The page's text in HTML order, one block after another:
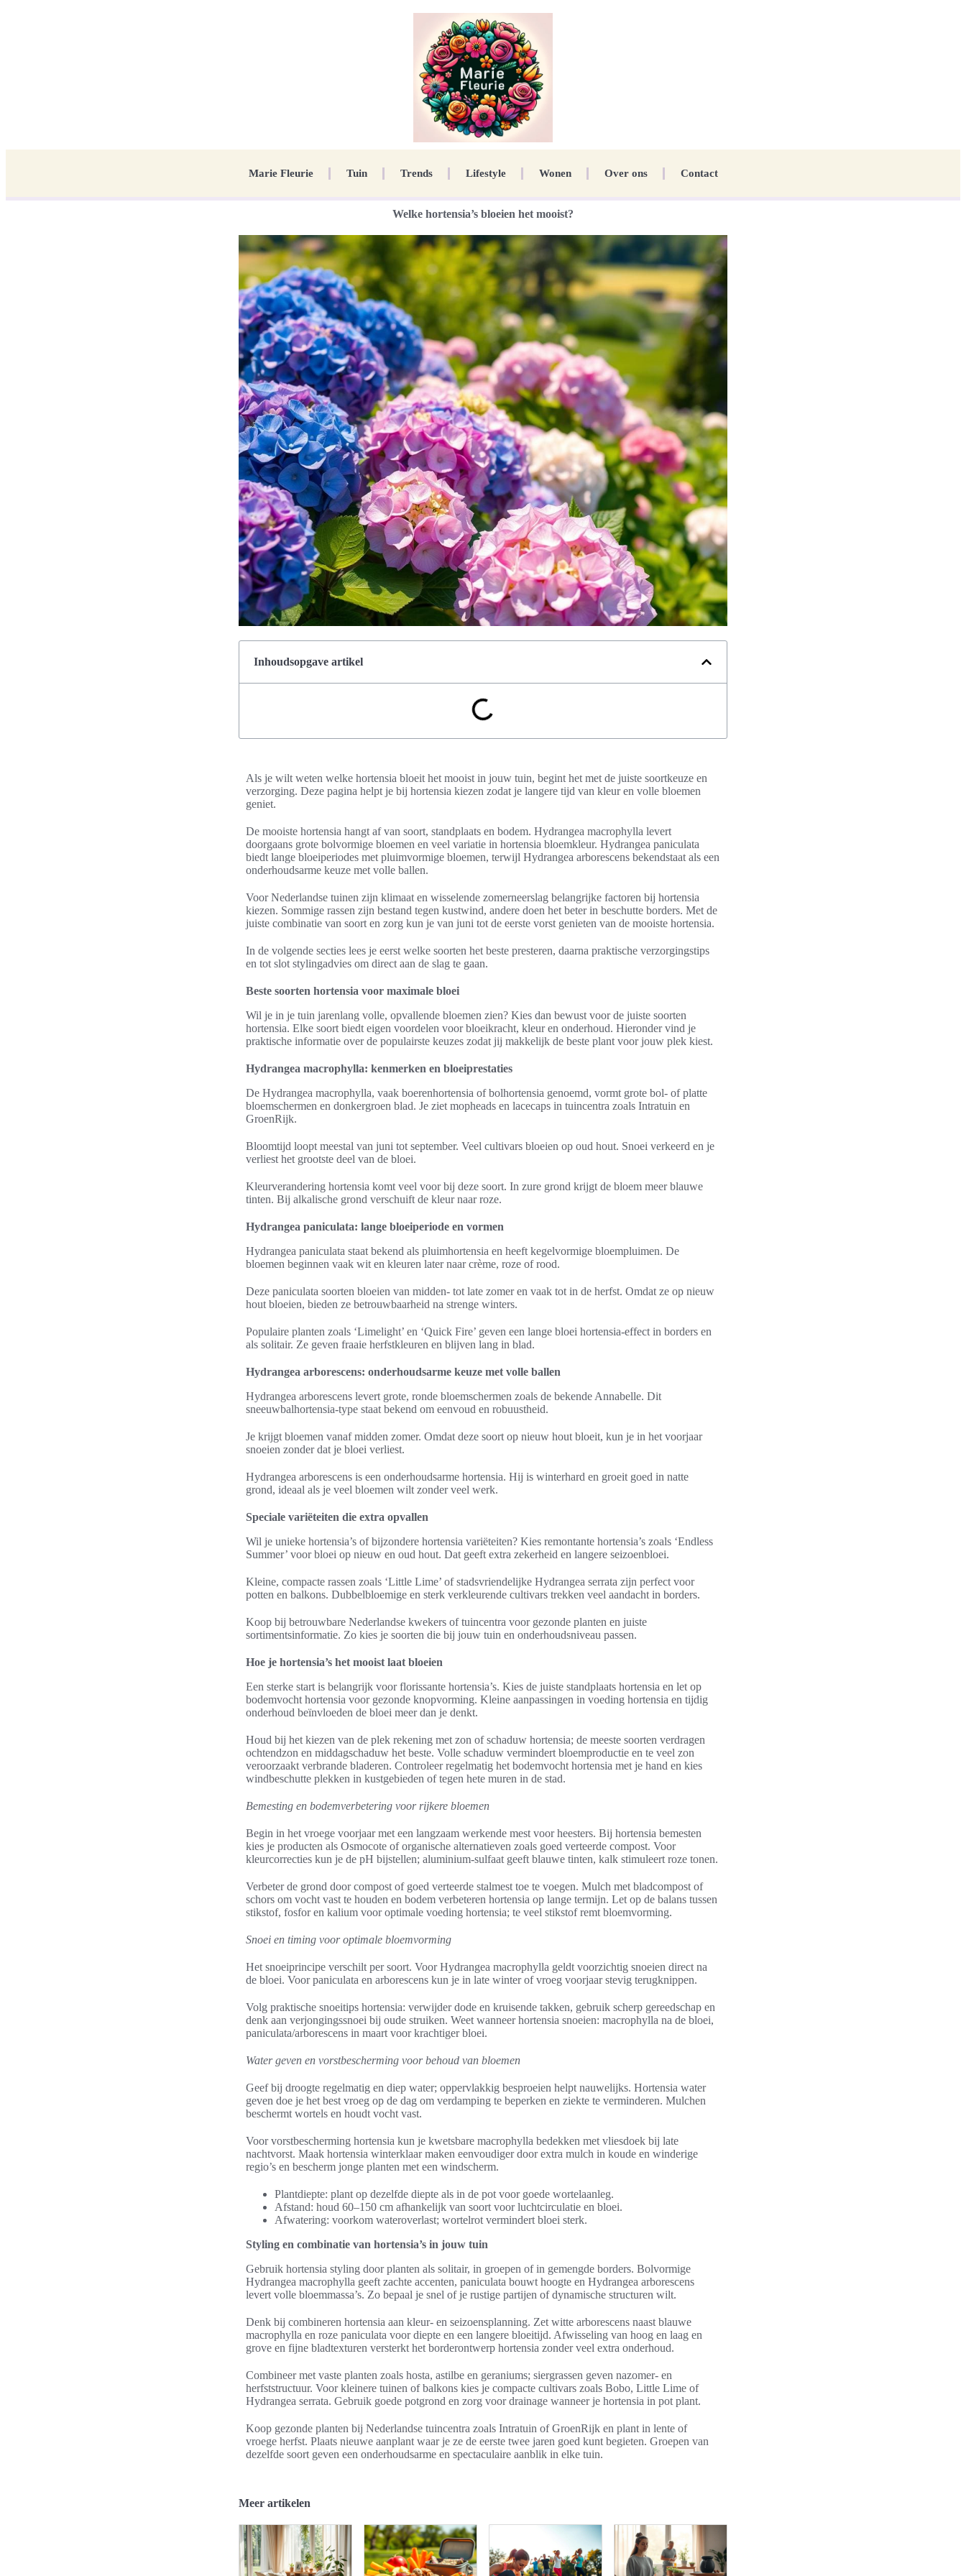
Marie Fleurie Tuin Trends Lifestyle Wonen Over ons Contact
Welke hortensia’s bloeien het mooist?
Inhoudsopgave artikel
Als je wilt weten welke hortensia bloeit het mooist in jouw tuin, begint het met de juiste soortkeuze en
verzorging. Deze pagina helpt je bij hortensia kiezen zodat je langere tijd van kleur en volle bloemen
geniet.
De mooiste hortensia hangt af van soort, standplaats en bodem. Hydrangea macrophylla levert
doorgaans grote bolvormige bloemen en veel variatie in hortensia bloemkleur. Hydrangea paniculata
biedt lange bloeiperiodes met pluimvormige bloemen, terwijl Hydrangea arborescens bekendstaat als een
onderhoudsarme keuze met volle ballen.
Voor Nederlandse tuinen zijn klimaat en wisselende zomerneerslag belangrijke factoren bij hortensia
kiezen. Sommige rassen zijn bestand tegen kustwind, andere doen het beter in beschutte borders. Met de
juiste combinatie van soort en zorg kun je van juni tot de eerste vorst genieten van de mooiste hortensia.
In de volgende secties lees je eerst welke soorten het beste presteren, daarna praktische verzorgingstips
en tot slot stylingadvies om direct aan de slag te gaan.
Beste soorten hortensia voor maximale bloei
Wil je in je tuin jarenlang volle, opvallende bloemen zien? Kies dan bewust voor de juiste soorten
hortensia. Elke soort biedt eigen voordelen voor bloeikracht, kleur en onderhoud. Hieronder vind je
praktische informatie over de populairste keuzes zodat jij makkelijk de beste plant voor jouw plek kiest.
Hydrangea macrophylla: kenmerken en bloeiprestaties
De Hydrangea macrophylla, vaak boerenhortensia of bolhortensia genoemd, vormt grote bol- of platte
bloemschermen en donkergroen blad. Je ziet mopheads en lacecaps in tuincentra zoals Intratuin en
GroenRijk.
Bloomtijd loopt meestal van juni tot september. Veel cultivars bloeien op oud hout. Snoei verkeerd en je
verliest het grootste deel van de bloei.
Kleurverandering hortensia komt veel voor bij deze soort. In zure grond krijgt de bloem meer blauwe
tinten. Bij alkalische grond verschuift de kleur naar roze.
Hydrangea paniculata: lange bloeiperiode en vormen
Hydrangea paniculata staat bekend als pluimhortensia en heeft kegelvormige bloempluimen. De
bloemen beginnen vaak wit en kleuren later naar crème, roze of rood.
Deze paniculata soorten bloeien van midden- tot late zomer en vaak tot in de herfst. Omdat ze op nieuw
hout bloeien, bieden ze betrouwbaarheid na strenge winters.
Populaire planten zoals ‘Limelight’ en ‘Quick Fire’ geven een lange bloei hortensia-effect in borders en
als solitair. Ze geven fraaie herfstkleuren en blijven lang in blad.
Hydrangea arborescens: onderhoudsarme keuze met volle ballen
Hydrangea arborescens levert grote, ronde bloemschermen zoals de bekende Annabelle. Dit
sneeuwbalhortensia-type staat bekend om eenvoud en robuustheid.
Je krijgt bloemen vanaf midden zomer. Omdat deze soort op nieuw hout bloeit, kun je in het voorjaar
snoeien zonder dat je bloei verliest.
Hydrangea arborescens is een onderhoudsarme hortensia. Hij is winterhard en groeit goed in natte
grond, ideaal als je veel bloemen wilt zonder veel werk.
Speciale variëteiten die extra opvallen
Wil je unieke hortensia’s of bijzondere hortensia variëteiten? Kies remontante hortensia’s zoals ‘Endless
Summer’ voor bloei op nieuw en oud hout. Dat geeft extra zekerheid en langere seizoenbloei.
Kleine, compacte rassen zoals ‘Little Lime’ of stadsvriendelijke Hydrangea serrata zijn perfect voor
potten en balkons. Dubbelbloemige en sterk verkleurende cultivars trekken veel aandacht in borders.
Koop bij betrouwbare Nederlandse kwekers of tuincentra voor gezonde planten en juiste
sortimentsinformatie. Zo kies je soorten die bij jouw tuin en onderhoudsniveau passen.
Hoe je hortensia’s het mooist laat bloeien
Een sterke start is belangrijk voor florissante hortensia’s. Kies de juiste standplaats hortensia en let op
bodemvocht hortensia voor gezonde knopvorming. Kleine aanpassingen in voeding hortensia en tijdig
onderhoud beïnvloeden de bloei meer dan je denkt.
Houd bij het kiezen van de plek rekening met zon of schaduw hortensia; de meeste soorten verdragen
ochtendzon en middagschaduw het beste. Volle schaduw vermindert bloemproductie en te veel zon
veroorzaakt verbrande bladeren. Controleer regelmatig het bodemvocht hortensia met je hand en kies
windbeschutte plekken in kustgebieden of tegen hete muren in de stad.
Bemesting en bodemverbetering voor rijkere bloemen
Begin in het vroege voorjaar met een langzaam werkende mest voor heesters. Bij hortensia bemesten
kies je producten als Osmocote of organische alternatieven zoals goed verteerde compost. Voor
kleurcorrecties kun je de pH bijstellen; aluminium-sulfaat geeft blauwe tinten, kalk stimuleert roze tonen.
Verbeter de grond door compost of goed verteerde stalmest toe te voegen. Mulch met bladcompost of
schors om vocht vast te houden en bodem verbeteren hortensia op lange termijn. Let op de balans tussen
stikstof, fosfor en kalium voor optimale voeding hortensia; te veel stikstof remt bloemvorming.
Snoei en timing voor optimale bloemvorming
Het snoeiprincipe verschilt per soort. Voor Hydrangea macrophylla geldt voorzichtig snoeien direct na
de bloei. Voor paniculata en arborescens kun je in late winter of vroeg voorjaar stevig terugknippen.
Volg praktische snoeitips hortensia: verwijder dode en kruisende takken, gebruik scherp gereedschap en
denk aan verjongingssnoei bij oude struiken. Weet wanneer hortensia snoeien: macrophylla na de bloei,
paniculata/arborescens in maart voor krachtiger bloei.
Water geven en vorstbescherming voor behoud van bloemen
Geef bij droogte regelmatig en diep water; oppervlakkig besproeien helpt nauwelijks. Hortensia water
geven doe je het best vroeg op de dag om verdamping te beperken en ziekte te verminderen. Mulchen
beschermt wortels en houdt vocht vast.
Voor vorstbescherming hortensia kun je kwetsbare macrophylla bedekken met vliesdoek bij late
nachtvorst. Maak hortensia winterklaar maken eenvoudiger door extra mulch in koude en winderige
regio’s en bescherm jonge planten met een windscherm.
Plantdiepte: plant op dezelfde diepte als in de pot voor goede wortelaanleg.
Afstand: houd 60–150 cm afhankelijk van soort voor luchtcirculatie en bloei.
Afwatering: voorkom wateroverlast; wortelrot vermindert bloei sterk.
Styling en combinatie van hortensia’s in jouw tuin
Gebruik hortensia styling door planten als solitair, in groepen of in gemengde borders. Bolvormige
Hydrangea macrophylla geeft zachte accenten, paniculata bouwt hoogte en Hydrangea arborescens
levert volle bloemmassa’s. Zo bepaal je snel of je rustige partijen of dynamische structuren wilt.
Denk bij combineren hortensia aan kleur- en seizoensplanning. Zet witte arborescens naast blauwe
macrophylla en roze paniculata voor diepte en een langere bloeitijd. Afwisseling van hoog en laag en
grove en fijne bladtexturen versterkt het borderontwerp hortensia zonder veel extra onderhoud.
Combineer met vaste planten zoals hosta, astilbe en geraniums; siergrassen geven nazomer- en
herfststructuur. Voor kleinere tuinen of balkons kies je compacte cultivars zoals Bobo, Little Lime of
Hydrangea serrata. Gebruik goede potgrond en zorg voor drainage wanneer je hortensia in pot plant.
Koop gezonde planten bij Nederlandse tuincentra zoals Intratuin of GroenRijk en plant in lente of
vroege herfst. Plaats nieuwe aanplant waar je ze de eerste twee jaren goed kunt begieten. Groepen van
dezelfde soort geven een onderhoudsarme en spectaculaire aanblik in elke tuin.
Meer artikelen